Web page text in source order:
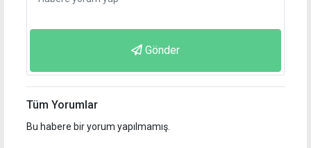
Gönder
Tüm Yorumlar
Bu habere bir yorum yapılmamış.